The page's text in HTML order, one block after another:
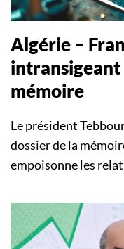
Algérie –
intransigeant
mémoire
Le président
dossier de la
empoisonne les